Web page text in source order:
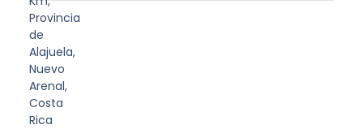
Provincia
de
Alajuela,
Nuevo
Arenal,
Costa
Rica